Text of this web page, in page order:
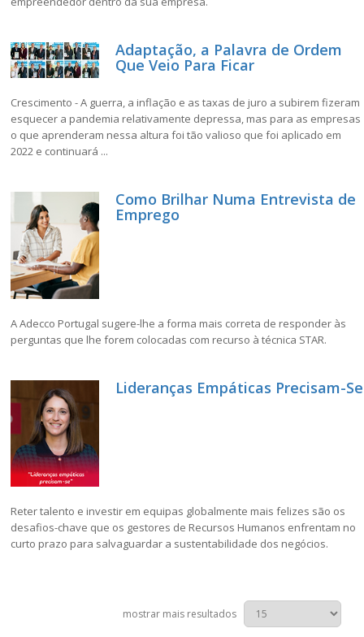
Adaptação, a Palavra de Ordem
Que Veio Para Ficar
Crescimento - A guerra, a inflação e as taxas de juro a subirem fizeram
esquecer a pandemia relativamente depressa, mas para as empresas
o que aprenderam nessa altura foi tão valioso que foi aplicado em
2022 e continuará ...
Como Brilhar Numa Entrevista de
Emprego
A Adecco Portugal sugere-lhe a forma mais correta de responder às
perguntas que lhe forem colocadas com recurso à técnica STAR.
Lideranças Empáticas Precisam-Se
Reter talento e investir em equipas globalmente mais felizes são os
desafios-chave que os gestores de Recursos Humanos enfrentam no
curto prazo para salvaguardar a sustentabilidade dos negócios.
mostrar mais resultados